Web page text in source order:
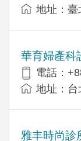
地址：臺
華育婦產科
電話：
地址：台
雅丰時尚診